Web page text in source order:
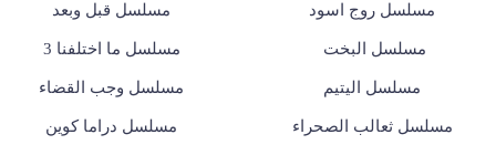
مسلسل روج اسود مسلسل قبل وبعد
مسلسل البخت مسلسل ما اختلفنا 3
مسلسل اليتيم مسلسل وجب القضاء
مسلسل ثعالب الصحراء مسلسل دراما كوين